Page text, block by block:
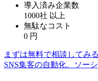
導入済み企業数
1000社 以上
無駄なコスト
0 円
まずは無料で相談してみる
SNS集客の自動化、ソー